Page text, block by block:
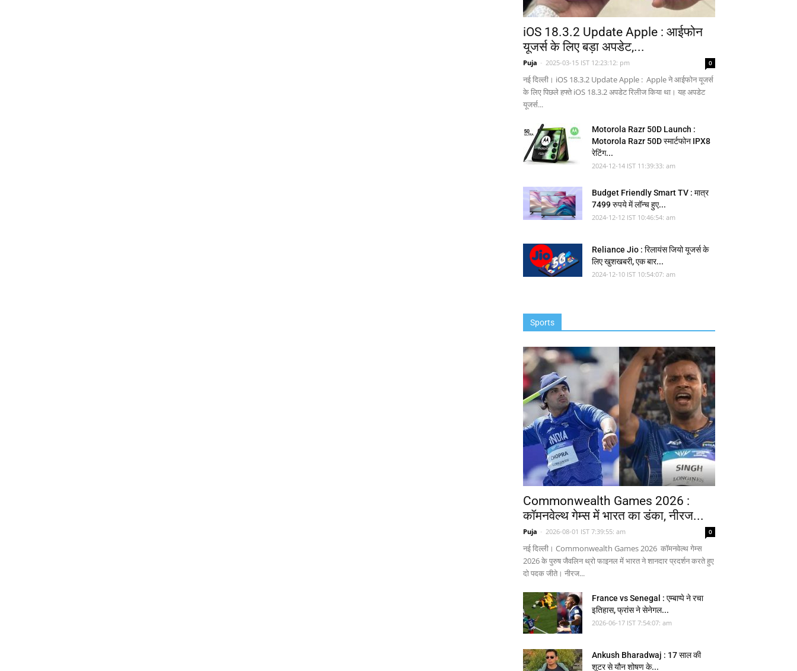
iOS 18.3.2 Update Apple : आईफोन
यूजर्स के लिए बड़ा अपडेट,...
Puja - 2025-03-15 IST 12:23:12: pm 0
नई दिल्ली। iOS 18.3.2 Update Apple : Apple ने आईफोन यूजर्स
के लिए पिछले हफ्ते iOS 18.3.2 अपडेट रिलीज किया था। यह अपडेट
यूजर्स...
Motorola Razr 50D Launch :
Motorola Razr 50D स्मार्टफोन IPX8
रेटिंग...
2024-12-14 IST 11:39:33: am
Budget Friendly Smart TV : मात्र
7499 रुपये में लॉन्च हुए...
2024-12-12 IST 10:46:54: am
Reliance Jio : रिलायंस जियो यूजर्स के
लिए खुशखबरी, एक बार...
2024-12-10 IST 10:54:07: am
Sports
Commonwealth Games 2026 :
कॉमनवेल्थ गेम्स में भारत का डंका, नीरज...
Puja - 2026-08-01 IST 7:39:55: am 0
नई दिल्ली। Commonwealth Games 2026 कॉमनवेल्थ गेम्स
2026 के पुरुष जैवलिन थ्रो फाइनल में भारत ने शानदार प्रदर्शन करते हुए
दो पदक जीते। नीरज...
France vs Senegal : एम्बाप्पे ने रचा
इतिहास, फ्रांस ने सेनेगल...
2026-06-17 IST 7:54:07: am
Ankush Bharadwaj : 17 साल की
शूटर से यौन शोषण के...